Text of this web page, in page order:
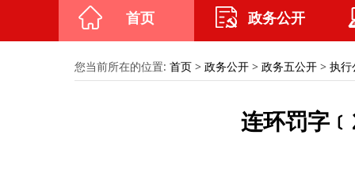
首页 政务公开
您当前所在的位置: 首页 > 政务公开 > 政务五公开 > 执行
连环罚字